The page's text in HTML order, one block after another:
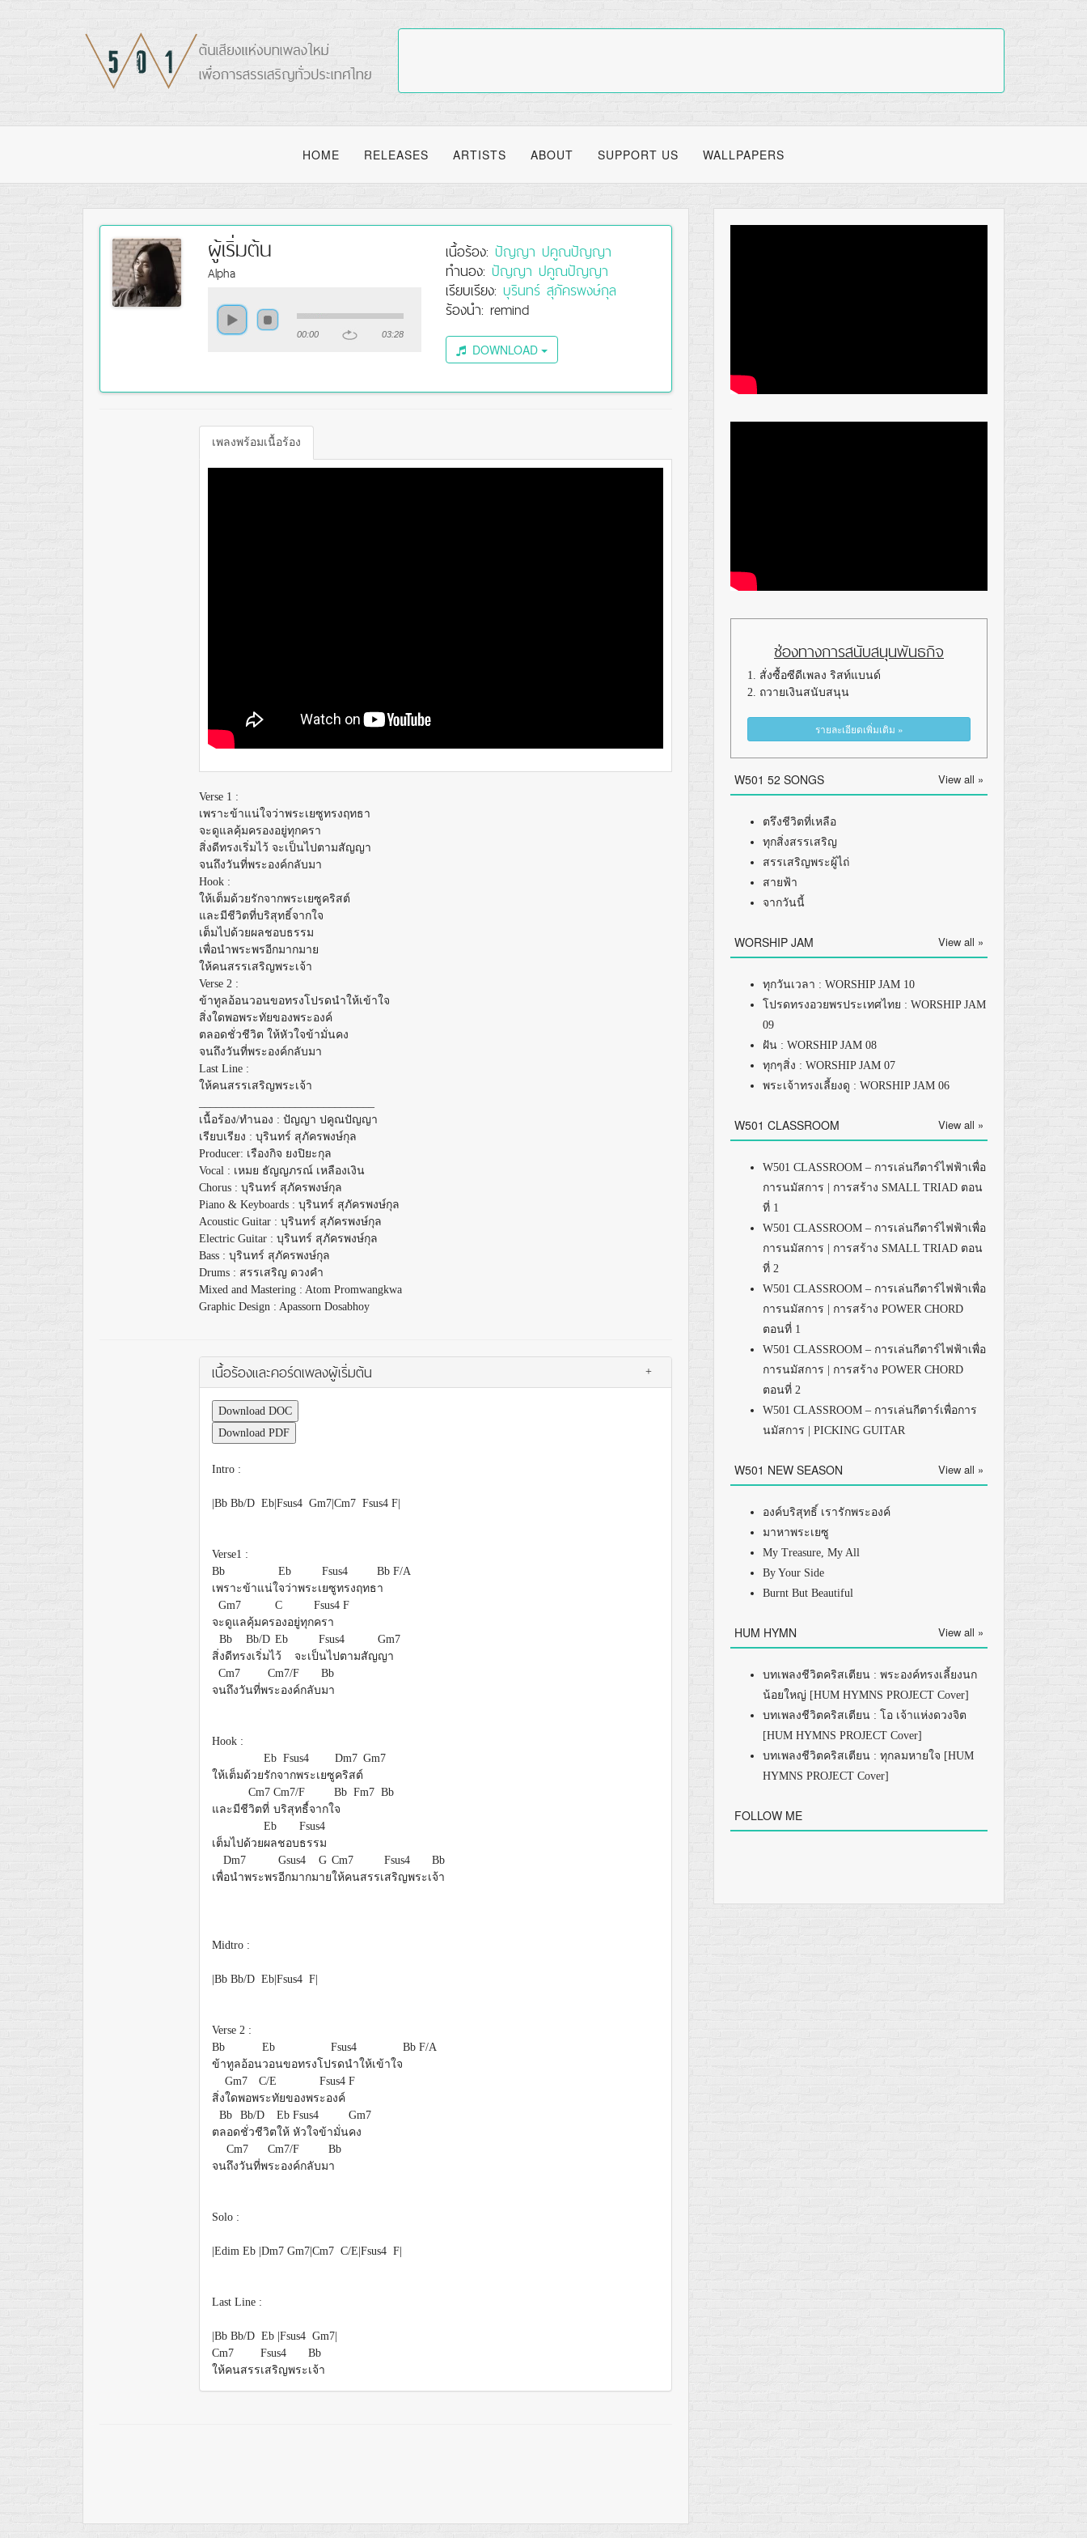
HOME RELEASES ARTISTS ABOUT SUPPORT US WALLPAPERS
ผู้เริ่มต้น
Alpha
00:00 03:28
เนื้อร้อง: ปัญญา ปคูณปัญญา
ทำนอง: ปัญญา ปคูณปัญญา
เรียบเรียง: บุรินทร์ สุภัครพงษ์กุล
ร้องนำ: remind
DOWNLOAD
เพลงพร้อมเนื้อร้อง
Verse 1 :
เพราะข้าแน่ใจว่าพระเยซูทรงฤทธา
จะดูแลคุ้มครองอยู่ทุกครา
สิ่งดีทรงเริ่มไว้ จะเป็นไปตามสัญญา
จนถึงวันที่พระองค์กลับมา
Hook :
ให้เต็มด้วยรักจากพระเยซูคริสต์
และมีชีวิตที่บริสุทธิ์จากใจ
เต็มไปด้วยผลชอบธรรม
เพื่อนำพระพรอีกมากมาย
ให้คนสรรเสริญพระเจ้า
Verse 2 :
ข้าทูลอ้อนวอนขอทรงโปรดนำให้เข้าใจ
สิ่งใดพอพระทัยของพระองค์
ตลอดชั่วชีวิต ให้หัวใจข้ามั่นคง
จนถึงวันที่พระองค์กลับมา
Last Line :
ให้คนสรรเสริญพระเจ้า
เนื้อร้อง/ทำนอง : ปัญญา ปคูณปัญญา
เรียบเรียง : บุรินทร์​ สุภัครพงษ์กุล
Producer: เรืองกิจ ยงปิยะกุล
Vocal : เหมย ธัญญภรณ์ เหลืองเงิน
Chorus : บุรินทร์​ สุภัครพงษ์กุล
Piano & Keyboards : บุรินทร์​ สุภัครพงษ์กุล
Acoustic Guitar : บุรินทร์​ สุภัครพงษ์กุล
Electric Guitar : บุรินทร์​ สุภัครพงษ์กุล
Bass : บุรินทร์​ สุภัครพงษ์กุล
Drums : สรรเสริญ ดวงคำ
Mixed and Mastering : Atom Promwangkwa
Graphic Design : Apassorn Dosabhoy
เนื้อร้องและคอร์ดเพลงผู้เริ่มต้น +
Download DOC
Download PDF
Intro :
|Bb Bb/D Eb|Fsus4 Gm7|Cm7 Fsus4 F|
Verse1 :
Bb
Eb Fsus4 Bb F/A
เพราะข้าแน่ใจว่าพระเยซูทรงฤทธา
Gm7
C Fsus4 F
จะดูแลคุ้มครองอยู่ทุกครา
Bb
Bb/D Eb Fsus4
Gm7
สิ่งดีทรงเริ่มไว้ จะเป็นไปตามสัญญา
Cm7
Cm7/F
Bb
จนถึงวันที่พระองค์กลับมา
Hook :
Eb Fsus4 Dm7 Gm7
ให้เต็มด้วยรักจากพระเยซูคริสต์
Cm7 Cm7/F
Bb Fm7 Bb
และมีชีวิตที่ บริสุทธื์จากใจ
Eb
Fsus4
เต็มไปด้วยผลชอบธรรม
Dm7
Gsus4 G Cm7 Fsus4
Bb
เพื่อนำพระพรอีกมากมายให้คนสรรเสริญพระเจ้า
Midtro :
|Bb Bb/D Eb|Fsus4 F|
Verse 2 :
Bb
Eb Fsus4 Bb F/A
ข้าทูลอ้อนวอนขอทรงโปรดนำให้เข้าใจ
Gm7
C/E Fsus4 F
สิ่งใดพอพระทัยของพระองค์
Bb
Bb/D Eb Fsus4
Gm7
ตลอดชั่วชีวิตให้ หัวใจข้ามั่นคง
Cm7
Cm7/F
Bb
จนถึงวันที่พระองค์กลับมา
Solo :
|Edim Eb |Dm7 Gm7|Cm7 C/E|Fsus4 F|
Last Line :
|Bb Bb/D Eb |Fsus4 Gm7|
Cm7
Fsus4
Bb
ให้คนสรรเสริญพระเจ้า
ช่องทางการสนับสนุนพันธกิจ
1. สั่งซื้อซีดีเพลง ริสท์แบนด์
2. ถวายเงินสนับสนุน
รายละเอียดเพิ่มเติม »
W501 52 SONGS View all »
ตรึงชีวิตที่เหลือ
ทุกสิ่งสรรเสริญ
สรรเสริญพระผู้ไถ่
สายฟ้า
จากวันนี้
WORSHIP JAM View all »
ทุกวันเวลา : WORSHIP JAM 10
โปรดทรงอวยพรประเทศไทย : WORSHIP JAM
09
ฝัน : WORSHIP JAM 08
ทุกๆสิ่ง : WORSHIP JAM 07
พระเจ้าทรงเลี้ยงดู : WORSHIP JAM 06
W501 CLASSROOM View all »
W501 CLASSROOM – การเล่นกีตาร์ไฟฟ้าเพื่อ
การนมัสการ | การสร้าง SMALL TRIAD ตอน
ที่ 1
W501 CLASSROOM – การเล่นกีตาร์ไฟฟ้าเพื่อ
การนมัสการ | การสร้าง SMALL TRIAD ตอน
ที่ 2
W501 CLASSROOM – การเล่นกีตาร์ไฟฟ้าเพื่อ
การนมัสการ | การสร้าง POWER CHORD
ตอนที่ 1
W501 CLASSROOM – การเล่นกีตาร์ไฟฟ้าเพื่อ
การนมัสการ | การสร้าง POWER CHORD
ตอนที่ 2
W501 CLASSROOM – การเล่นกีตาร์เพื่อการ
นมัสการ | PICKING GUITAR
W501 NEW SEASON View all »
องค์บริสุทธิ์ เรารักพระองค์
มาหาพระเยซู
My Treasure, My All
By Your Side
Burnt But Beautiful
HUM HYMN View all »
บทเพลงชีวิตคริสเตียน : พระองค์ทรงเลี้ยงนก
น้อยใหญ่ [HUM HYMNS PROJECT Cover]
บทเพลงชีวิตคริสเตียน : โอ เจ้าแห่งดวงจิต
[HUM HYMNS PROJECT Cover]
บทเพลงชีวิตคริสเตียน : ทุกลมหายใจ [HUM
HYMNS PROJECT Cover]
FOLLOW ME